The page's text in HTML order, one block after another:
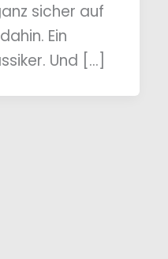
sicher auf
Ein
Und […]